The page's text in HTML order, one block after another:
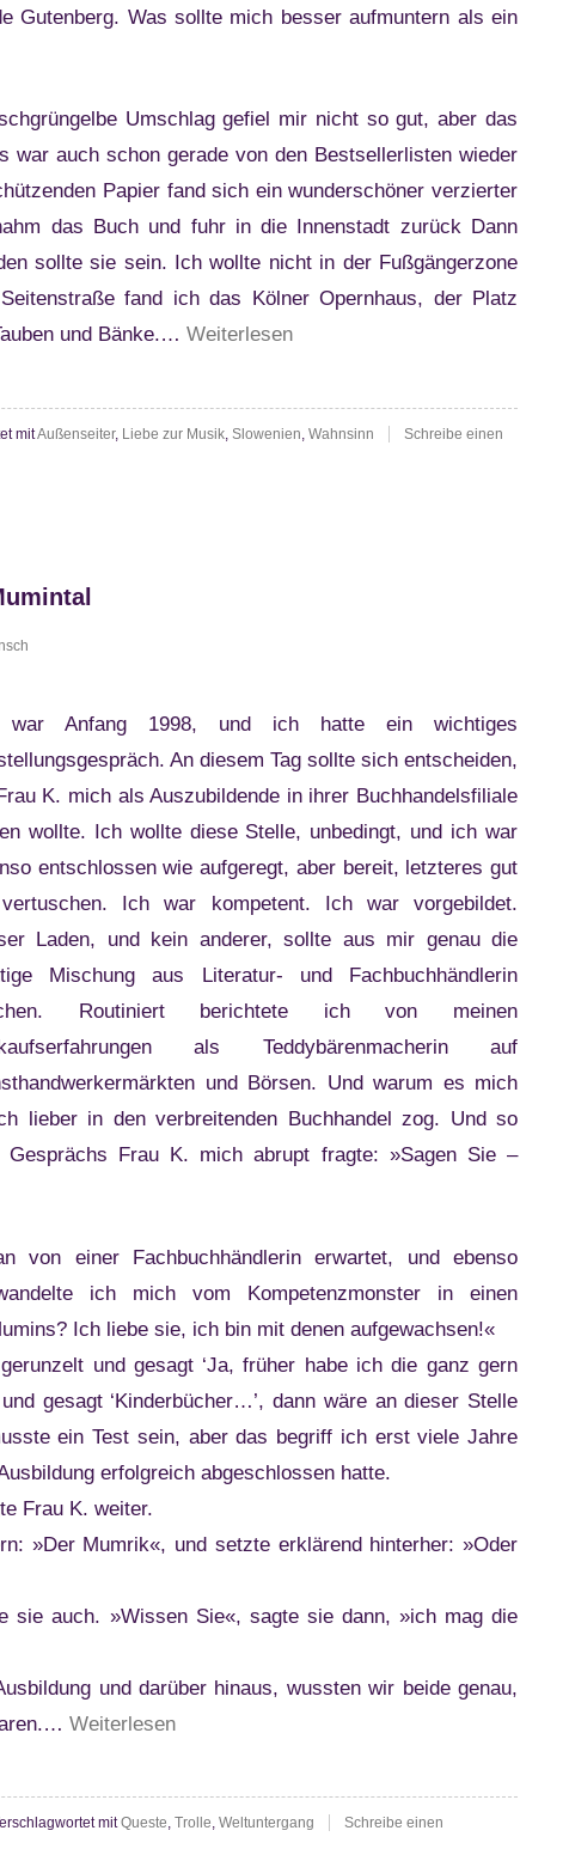
Gutenberg. Was sollte mich besser aufmuntern als ein
Umschlag gefiel mir nicht so gut, aber das
war auch schon gerade von den Bestsellerlisten wieder
Papier fand sich ein wunderschöner verzierter
das Buch und fuhr in die Innenstadt zurück Dann
sollte sie sein. Ich wollte nicht in der Fußgängerzone
fand ich das Kölner Opernhaus, der Platz
und Bänke.… Weiterlesen“Paulo
Veronika
beschließt
mitAußenseiter, Liebe zur Musik, Slowenien, Wahnsinn
Schreibe einen
war Anfang 1998, und ich hatte ein wichtiges
An diesem Tag sollte sich entscheiden,
K. mich als Auszubildende in ihrer Buchhandelsfiliale
wollte. Ich wollte diese Stelle, unbedingt, und ich war
entschlossen wie aufgeregt, aber bereit, letzteres gut
Ich war kompetent. Ich war vorgebildet.
Laden, und kein anderer, sollte aus mir genau die
Mischung aus Literatur- und Fachbuchhändlerin
Routiniert berichtete ich von meinen
als Teddybärenmacherin auf
und Börsen. Und warum es mich
lieber in den verbreitenden Buchhandel zog. Und so
Frau K. mich abrupt fragte: »Sagen Sie –
einer Fachbuchhändlerin erwartet, und ebenso
ich mich vom Kompetenzmonster in einen
Ich liebe sie, ich bin mit denen aufgewachsen!«
und gesagt ‘Ja, früher habe ich die ganz gern
gesagt ‘Kinderbücher…’, dann wäre an dieser Stelle
ein Test sein, aber das begriff ich erst viele Jahre
erfolgreich abgeschlossen hatte.
Frau K. weiter.
»Der Mumrik«, und setzte erklärend hinterher: »Oder
sie auch. »Wissen Sie«, sagte sie dann, »ich mag die
und darüber hinaus, wussten wir beide genau,
Weiterlesen“Tove
Komet
im
mitQueste, Trolle, Weltuntergang
Schreibe einen